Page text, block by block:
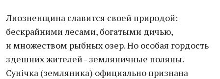
Лиозненщина славится своей природой:
бескрайними лесами, богатыми дичью,
и множеством рыбных озер. Но особая гордость
здешних жителей - земляничные поляны.
Сунічка (земляника) официально признана